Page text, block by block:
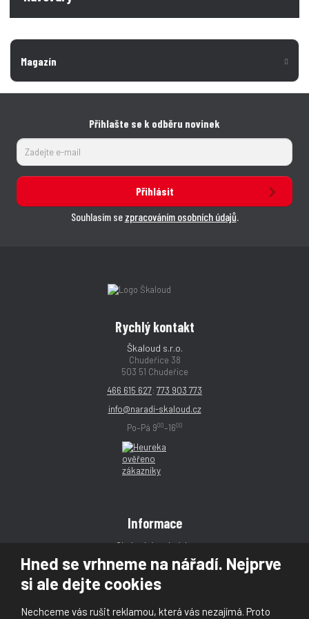
Hned se vrhneme na nářadí. Nejprve
si ale dejte cookies
Nechceme vás rušit reklamou, která vás nezajímá. Proto
Magazín
Přihlašte se k odběru novinek
Přihlásit
Souhlasím se zpracováním osobních údajů.
Rychlý kontakt
Škaloud s.r.o.
Chudeřice 38
503 51 Chudeřice
466 615 627; 773 903 773
info@naradi-skaloud.cz
Po–Pá 900–1600
Informace
Obchodní podmínky
Reklamace
Magazín